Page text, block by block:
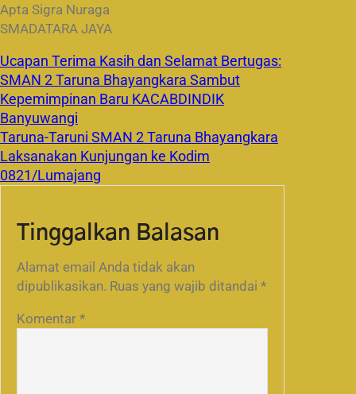
Apta Sigra Nuraga
SMADATARA JAYA
Ucapan Terima Kasih dan Selamat Bertugas:
SMAN 2 Taruna Bhayangkara Sambut
Kepemimpinan Baru KACABDINDIK
Banyuwangi
Taruna-Taruni SMAN 2 Taruna Bhayangkara
Laksanakan Kunjungan ke Kodim
0821/Lumajang
Tinggalkan Balasan
Alamat email Anda tidak akan
dipublikasikan. Ruas yang wajib ditandai *
Komentar *